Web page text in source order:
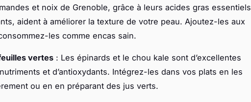
et noix de Grenoble, grâce à leurs acides gras essentiels
aident à améliorer la texture de votre peau. Ajoutez-les aux
les comme encas sain.
vertes : Les épinards et le chou kale sont d’excellentes
et d’antioxydants. Intégrez-les dans vos plats en les
ou en en préparant des jus verts.